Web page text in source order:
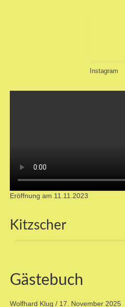
Instagram
Eröffnung am 11.11.2023
Kitzscher
Gästebuch
Wolfhard Klug / 17. November 2025